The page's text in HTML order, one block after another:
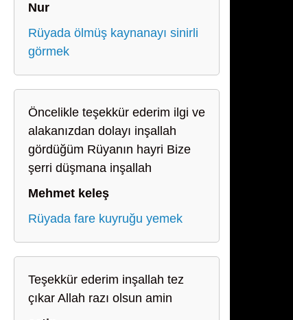
Nur
Rüyada ölmüş kaynanayı sinirli
görmek
Öncelikle teşekkür ederim ilgi ve
alakanızdan dolayı inşallah
gördüğüm Rüyanın hayri Bize
şerri düşmana inşallah
Mehmet keleş
Rüyada fare kuyruğu yemek
Teşekkür ederim inşallah tez
çıkar Allah razı olsun amin